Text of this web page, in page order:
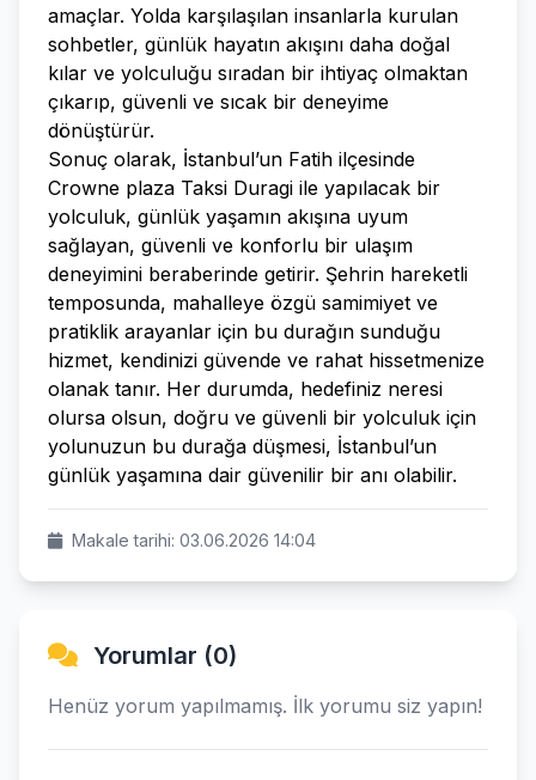
amaçlar. Yolda karşılaşılan insanlarla kurulan
sohbetler, günlük hayatın akışını daha doğal
kılar ve yolculuğu sıradan bir ihtiyaç olmaktan
çıkarıp, güvenli ve sıcak bir deneyime
dönüştürür.
Sonuç olarak, İstanbul’un Fatih ilçesinde
Crowne plaza Taksi Duragi ile yapılacak bir
yolculuk, günlük yaşamın akışına uyum
sağlayan, güvenli ve konforlu bir ulaşım
deneyimini beraberinde getirir. Şehrin hareketli
temposunda, mahalleye özgü samimiyet ve
pratiklik arayanlar için bu durağın sunduğu
hizmet, kendinizi güvende ve rahat hissetmenize
olanak tanır. Her durumda, hedefiniz neresi
olursa olsun, doğru ve güvenli bir yolculuk için
yolunuzun bu durağa düşmesi, İstanbul’un
günlük yaşamına dair güvenilir bir anı olabilir.
Makale tarihi: 03.06.2026 14:04
Yorumlar (0)
Henüz yorum yapılmamış. İlk yorumu siz yapın!